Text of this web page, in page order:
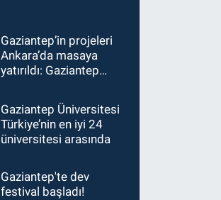
Gaziantep’in projeleri
Ankara’da masaya
yatırıldı: Gaziantep
Şimşek’e ziyaret!
Gaziantep Üniversitesi
Türkiye’nin en iyi 24
üniversitesi arasında
Gaziantep'te dev
festival başladı!